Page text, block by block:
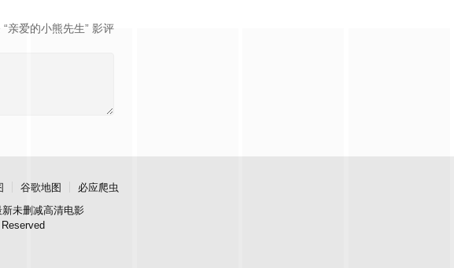
“亲爱的小熊先生” 影评
谷歌地图
必应爬虫
未删减高清电影